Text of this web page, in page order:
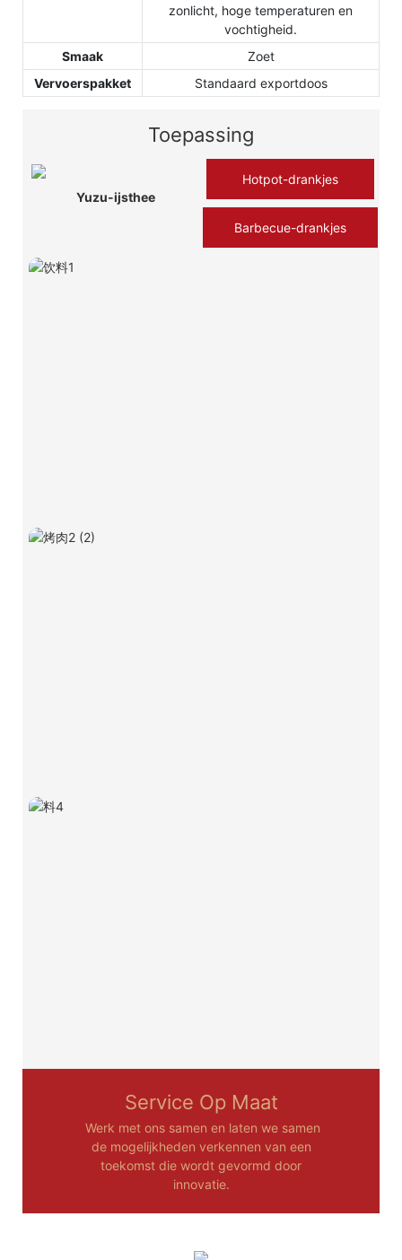
zonlicht, hoge temperaturen en
vochtigheid.
Smaak
Zoet
Vervoerspakket
Standaard exportdoos
Toepassing
Yuzu-ijsthee
Hotpot-drankjes
Barbecue-drankjes
Service Op Maat
Werk met ons samen en laten we samen
de mogelijkheden verkennen van een
toekomst die wordt gevormd door
innovatie.